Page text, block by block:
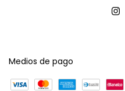
Medios de pago